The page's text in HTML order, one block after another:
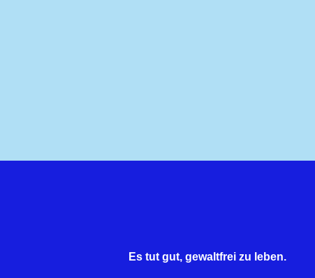
Es tut gut, gewaltfrei zu leben.